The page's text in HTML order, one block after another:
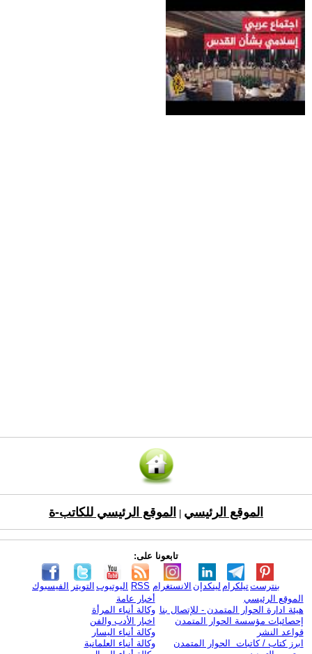
الموقع الرئيسي الموقع الرئيسي للكاتب-ة
تابعونا على:
الفيسبوك التويتر اليوتيوب RSS الانستغرام لينكدإن تيلكرامبنترست
الموقع الرئيسي
هيئة ادارة الحوار المتمدن - للإتصال بنا
إحصائيات مؤسسة الحوار المتمدن
قواعد النشر
ابرز كتاب / كاتبات الحوار المتمدن
أخبار عامة
وكالة أنباء المرأة
اخبار الأدب والفن
وكالة أنباء اليسار
وكالة أنباء العلمانية